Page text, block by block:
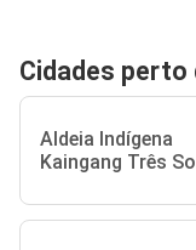
Cidades perto
Aldeia Indígena
Kaingang Três